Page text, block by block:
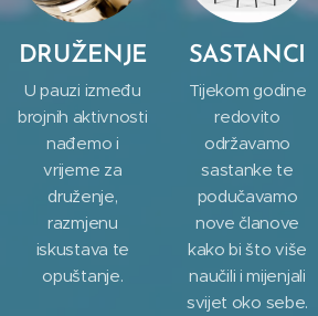
DRUŽENJE
U pauzi između
brojnih aktivnosti
nađemo i
vrijeme za
druženje,
razmjenu
iskustava te
opuštanje.
SASTANCI
Tijekom godine
redovito
održavamo
sastanke te
podučavamo
nove članove
kako bi što više
naučili i mijenjali
svijet oko sebe.